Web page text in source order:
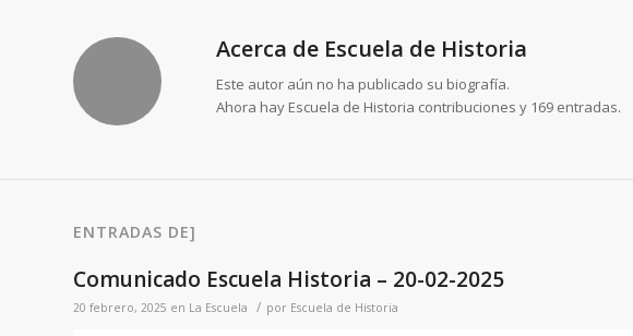
Acerca de Escuela de Historia
Este autor aún no ha publicado su biografía.
Ahora hay Escuela de Historia contribuciones y 169 entradas.
ENTRADAS DE]
Comunicado Escuela Historia – 20-02-2025
20 febrero, 2025 en La Escuela / por Escuela de Historia